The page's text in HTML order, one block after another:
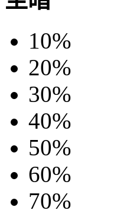
10%
20%
30%
40%
50%
60%
70%